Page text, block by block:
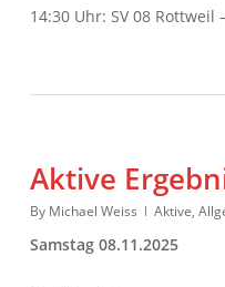
14:30 Uhr: SV 08 Rottweil
Aktive
By Michael Weiss Aktive,
Samstag 08.11.2025